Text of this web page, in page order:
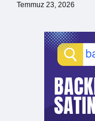
Temmuz 23, 2026